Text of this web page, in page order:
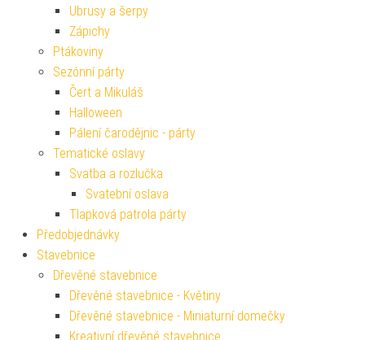
Ubrusy a šerpy
Zápichy
Ptákoviny
Sezónní párty
Čert a Mikuláš
Halloween
Pálení čarodějnic - párty
Tematické oslavy
Svatba a rozlučka
Svatební oslava
Tlapková patrola párty
Předobjednávky
Stavebnice
Dřevěné stavebnice
Dřevěné stavebnice - Květiny
Dřevěné stavebnice - Miniaturní domečky
Kreativní dřevěné stavebnice